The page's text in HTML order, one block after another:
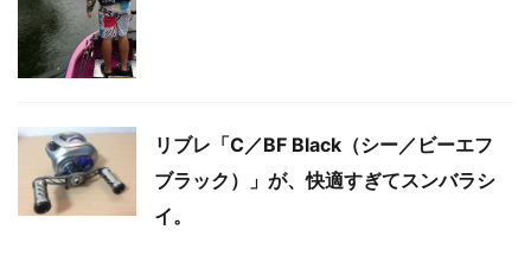
リブレ「C／BF Black（シー／ビーエフ
ブラック）」が、快適すぎてスンバラシ
イ。